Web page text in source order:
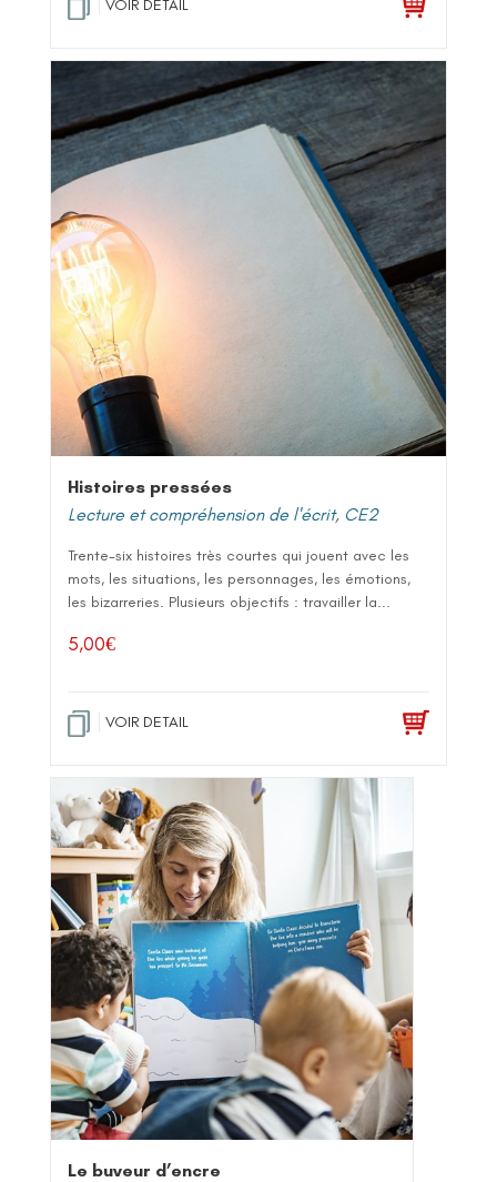
VOIR DETAIL
Histoires pressées
Lecture et compréhension de l'écrit, CE2
Trente-six histoires très courtes qui jouent avec les
mots, les situations, les personnages, les émotions,
les bizarreries. Plusieurs objectifs : travailler la...
5,00€
VOIR DETAIL
Le buveur d’encre